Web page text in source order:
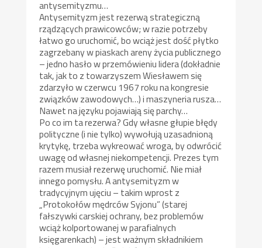
antysemityzmu…
Antysemityzm jest rezerwą strategiczną
rządzących prawicowców; w razie potrzeby
łatwo go uruchomić, bo wciąż jest dość płytko
zagrzebany w piaskach areny życia publicznego
– jedno hasło w przemówieniu lidera (dokładnie
tak, jak to z towarzyszem Wiesławem się
zdarzyło w czerwcu 1967 roku na kongresie
związków zawodowych…) i maszyneria rusza…
Nawet na języku pojawiają się parchy…
Po co im ta rezerwa? Gdy własne głupie błędy
polityczne (i nie tylko) wywołują uzasadnioną
krytykę, trzeba wykreować wroga, by odwrócić
uwagę od własnej niekompetencji. Prezes tym
razem musiał rezerwę uruchomić. Nie miał
innego pomysłu. A antysemityzm w
tradycyjnym ujęciu – takim wprost z
„Protokołów mędrców Syjonu” (starej
fałszywki carskiej ochrany, bez problemów
wciąż kolportowanej w parafialnych
księgarenkach) – jest ważnym składnikiem